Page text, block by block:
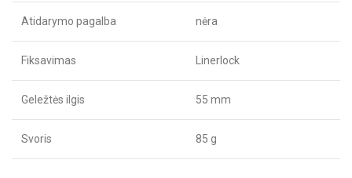
Atidarymo pagalba nėra
Fiksavimas Linerlock
Geležtės ilgis 55 mm
Svoris 85 g